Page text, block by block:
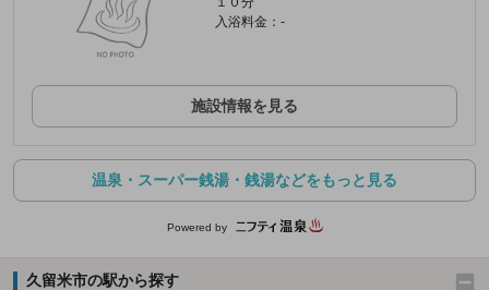
入浴料金：-
施設情報を見る
温泉・スーパー銭湯・銭湯などをもっと見る
Powered by
久留米市の駅から探す